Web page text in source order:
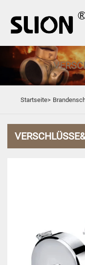
Startseite>